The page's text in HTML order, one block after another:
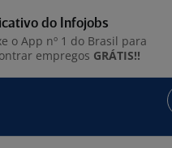
do Infojobs
o App nº 1 do Brasil para
empregos GRÁTIS!!